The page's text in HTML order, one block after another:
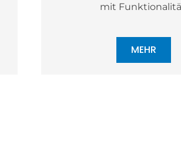
mit
MEHR